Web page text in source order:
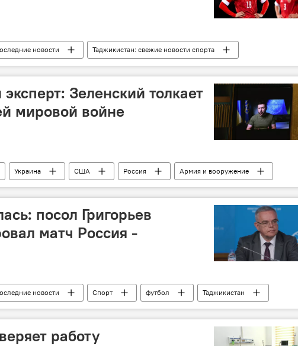
новости
Таджикистан: свежие новости спорта
Россия
Зеленский толкает
мировой войне
Украина США Россия Армия и вооружение
посол Григорьев
матч Россия -
новости Спорт футбол
Таджикистан
свежие новости спорта Семен Григорьев посол
работу